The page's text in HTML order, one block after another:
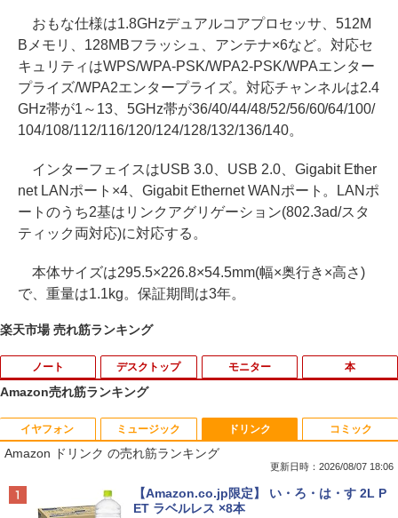
おもな仕様は1.8GHzデュアルコアプロセッサ、512M
Bメモリ、128MBフラッシュ、アンテナ×6など。対応セ
キュリティはWPS/WPA-PSK/WPA2-PSK/WPAエンター
プライズ/WPA2エンタープライズ。対応チャンネルは2.4
GHz帯が1～13、5GHz帯が36/40/44/48/52/56/60/64/100/
104/108/112/116/120/124/128/132/136/140。
インターフェイスはUSB 3.0、USB 2.0、Gigabit Ether
net LANポート×4、Gigabit Ethernet WANポート。LANポ
ートのうち2基はリンクアグリゲーション(802.3ad/スタ
ティック両対応)に対応する。
本体サイズは295.5×226.8×54.5mm(幅×奥行き×高さ)
で、重量は1.1kg。保証期間は3年。
楽天市場 売れ筋ランキング
ノート
1
Amazon(アマゾン) タブレットPC New F
ire Max 11(2023年発売) グレー B0B2SD
8BVX ［11型 /Wi-Fiモデル /ストレージ：
64GB］ B0B2SD8BVX [振込不可]
デスクトップ モニター
1
PHILIPS/フィリップス 241V8/11 / 23.8型
ワイド 液晶ディスプレイ FullHD/HDMI
ケーブル標準添付【中古/送料無料】※沖
縄、離島を除く
本
1 なぜ、あの人のがんは消えたのか？
Amazon売れ筋ランキング
イヤフォン
Anker Soundcore P40i ブラック
ミュージック
BRUCE WAYNE feat. Flo Milli, ATL Jacob
[Explicit]
ドリンク
Amazon ドリンク の売れ筋ランキング
更新日時：2026/08/07 18:06
【Amazon.co.jp限定】 い・ろ・は・す 2L P
ET ラベルレス ×8本
コミック